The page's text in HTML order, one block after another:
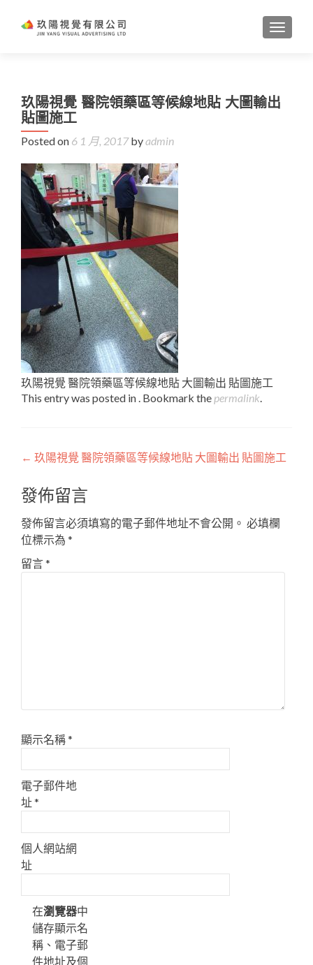
玖陽視覺 醫院領藥區等候線地貼 大圖輸出
貼圖施工
Posted on 6 1 月, 2017byadmin
玖陽視覺 醫院領藥區等候線地貼 大圖輸出 貼圖施工
This entry was posted in . Bookmark the permalink.
Post
navigation
← 玖陽視覺 醫院領藥區等候線地貼 大圖輸出 貼圖施工
發佈留言
發佈留言必須填寫的電子郵件地址不會公開。 必填欄
位標示為 *
留言*
顯示名稱*
電子郵件地
址*
個人網站網
址
在瀏覽器中
儲存顯示名
稱、電子郵
件地址及個